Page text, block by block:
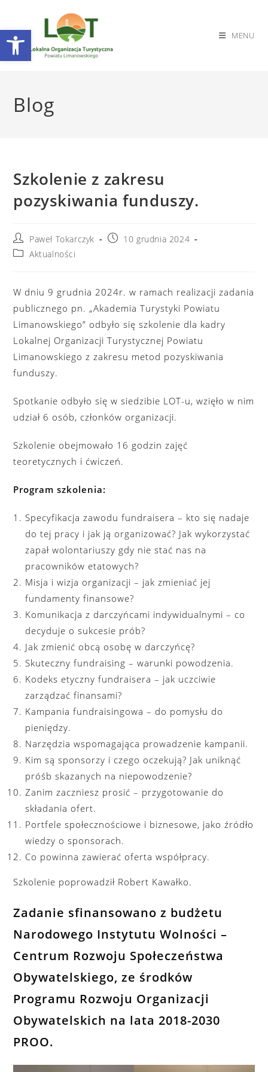
Otwórz pasek narzędzi
content
MENU
Blog
Szkolenie z zakresu
pozyskiwania funduszy.
Post
author:
Paweł Tokarczyk
Post10 grudnia 2024
PostAktualności
W dniu 9 grudnia 2024r. w ramach realizacji zadania
publicznego pn. „Akademia Turystyki Powiatu
Limanowskiego” odbyło się szkolenie dla kadry
Lokalnej Organizacji Turystycznej Powiatu
Limanowskiego z zakresu metod pozyskiwania
funduszy.
Spotkanie odbyło się w siedzibie LOT-u, wzięło w nim
udział 6 osób, członków organizacji.
Szkolenie obejmowało 16 godzin zajęć
teoretycznych i ćwiczeń.
Program szkolenia:
Specyfikacja zawodu fundraisera – kto się nadaje
do tej pracy i jak ją organizować? Jak wykorzystać
zapał wolontariuszy gdy nie stać nas na
pracowników etatowych?
Misja i wizja organizacji – jak zmieniać jej
fundamenty finansowe?
Komunikacja z darczyńcami indywidualnymi – co
decyduje o sukcesie prób?
Jak zmienić obcą osobę w darczyńcę?
Skuteczny fundraising – warunki powodzenia.
Kodeks etyczny fundraisera – jak uczciwie
zarządzać finansami?
Kampania fundraisingowa – do pomysłu do
pieniędzy.
Narzędzia wspomagająca prowadzenie kampanii.
Kim są sponsorzy i czego oczekują? Jak uniknąć
próśb skazanych na niepowodzenie?
Zanim zaczniesz prosić – przygotowanie do
składania ofert.
Portfele społecznościowe i biznesowe, jako źródło
wiedzy o sponsorach.
Co powinna zawierać oferta współpracy.
Szkolenie poprowadził Robert Kawałko.
Zadanie sfinansowano z budżetu
Narodowego Instytutu Wolności –
Centrum Rozwoju Społeczeństwa
Obywatelskiego, ze środków
Programu Rozwoju Organizacji
Obywatelskich na lata 2018-2030
PROO.